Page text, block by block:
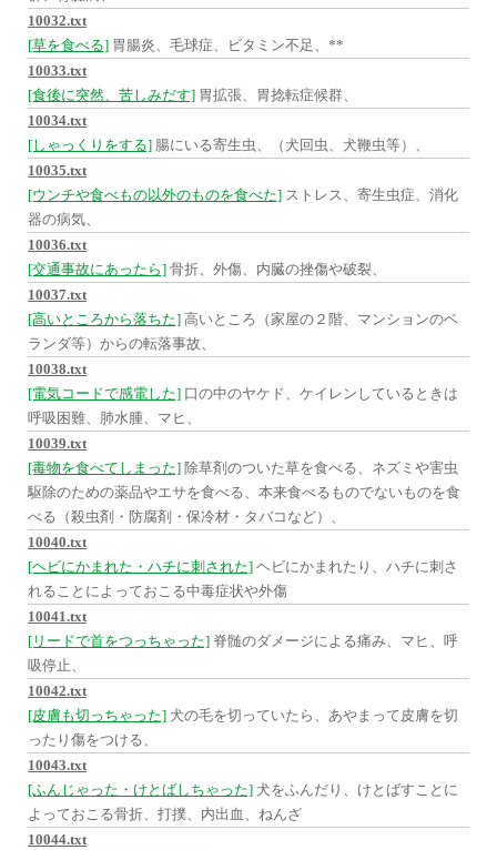
10032.txt
[草を食べる] 胃腸炎、毛球症、ビタミン不足、**
10033.txt
[食後に突然、苦しみだす] 胃拡張、胃捻転症候群、
10034.txt
[しゃっくりをする] 腸にいる寄生虫、（犬回虫、犬鞭虫等）、
10035.txt
[ウンチや食べもの以外のものを食べた] ストレス、寄生虫症、消化
器の病気、
10036.txt
[交通事故にあったら] 骨折、外傷、内臓の挫傷や破裂、
10037.txt
[高いところから落ちた] 高いところ（家屋の２階、マンションのベ
ランダ等）からの転落事故、
10038.txt
[電気コードで感電した] 口の中のヤケド、ケイレンしているときは
呼吸困難、肺水腫、マヒ、
10039.txt
[毒物を食べてしまった] 除草剤のついた草を食べる、ネズミや害虫
駆除のための薬品やエサを食べる、本来食べるものでないものを食
べる（殺虫剤・防腐剤・保冷材・タバコなど）、
10040.txt
[ヘビにかまれた・ハチに刺された] ヘビにかまれたり、ハチに刺さ
れることによっておこる中毒症状や外傷
10041.txt
[リードで首をつっちゃった] 脊髄のダメージによる痛み、マヒ、呼
吸停止、
10042.txt
[皮膚も切っちゃった] 犬の毛を切っていたら、あやまって皮膚を切
ったり傷をつける、
10043.txt
[ふんじゃった・けとばしちゃった] 犬をふんだり、けとばすことに
よっておこる骨折、打撲、内出血、ねんざ
10044.txt